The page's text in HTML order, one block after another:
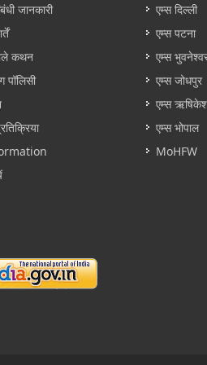
जानकारी
कथन
पॉलिसी
एम्स दिल्ली
एम्स पटना
एम्स
एम्स जोधपुर
एम्स
एम्स भोपाल
MoHFW